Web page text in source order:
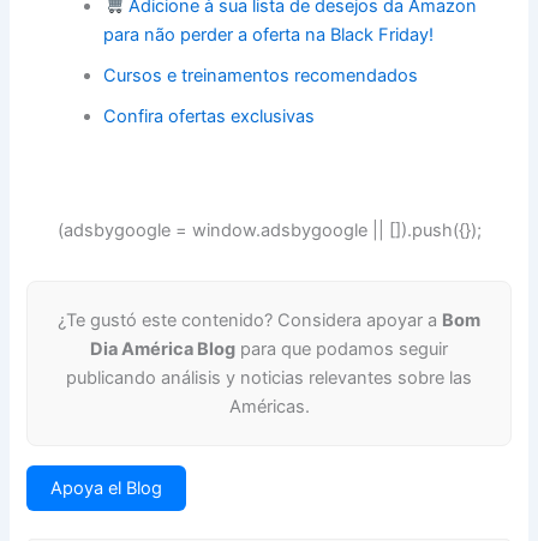
Adicione à sua lista de desejos da Amazon
para não perder a oferta na Black Friday!
Cursos e treinamentos recomendados
Confira ofertas exclusivas
(adsbygoogle = window.adsbygoogle || []).push({});
¿Te gustó este contenido? Considera apoyar a Bom
Dia América Blog para que podamos seguir
publicando análisis y noticias relevantes sobre las
Américas.
Apoya el Blog